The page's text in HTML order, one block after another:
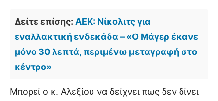
Δείτε επίσης: ΑΕΚ: Νίκολιτς για
εναλλακτική ενδεκάδα – «Ο Μάγερ έκανε
μόνο 30 λεπτά, περιμένω μεταγραφή στο
κέντρο»
Μπορεί ο κ. Αλεξίου να δείχνει πως δεν δίνει